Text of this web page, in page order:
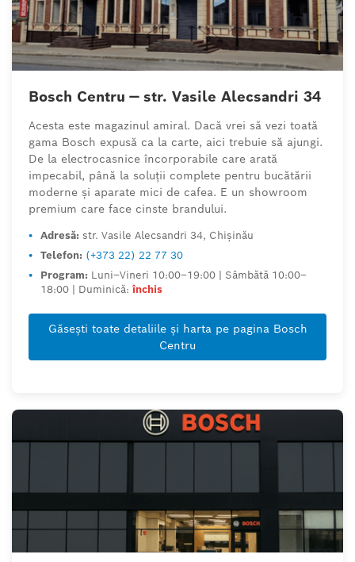
Bosch Centru — str. Vasile Alecsandri 34
Acesta este magazinul amiral. Dacă vrei să vezi toată
gama Bosch expusă ca la carte, aici trebuie să ajungi.
De la electrocasnice încorporabile care arată
impecabil, până la soluții complete pentru bucătării
moderne și aparate mici de cafea. E un showroom
premium care face cinste brandului.
• Adresă: str. Vasile Alecsandri 34, Chișinău
• Telefon: (+373 22) 22 77 30
•
Program: Luni–Vineri 10:00–19:00 | Sâmbătă 10:00–
18:00 | Duminică: închis
Găsești toate detaliile și harta pe pagina Bosch
Centru